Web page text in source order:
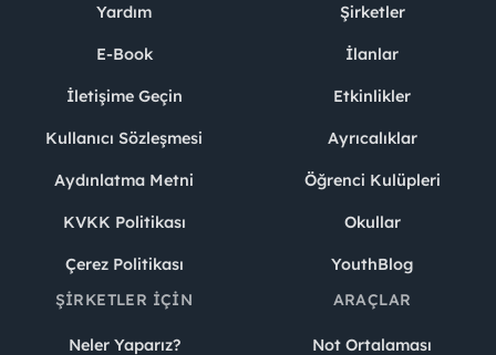
Yardım
E-Book
İletişime Geçin
Kullanıcı Sözleşmesi
Aydınlatma Metni
KVKK Politikası
Çerez Politikası
Şirketler
İlanlar
Etkinlikler
Ayrıcalıklar
Öğrenci Kulüpleri
Okullar
YouthBlog
ŞIRKETLER İÇIN
Neler Yaparız?
ARAÇLAR
Not Ortalaması